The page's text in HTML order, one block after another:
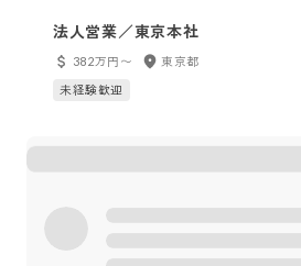
法人営業／東京本社
382万円〜
東京都
未経験歓迎